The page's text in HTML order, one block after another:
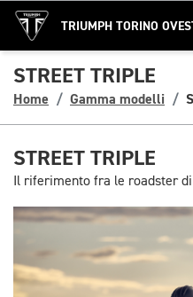
TRIUMPH TORINO
STREET TRIPLE
Home Gamma modelli
STREET TRIPLE
Il riferimento fra le roadster